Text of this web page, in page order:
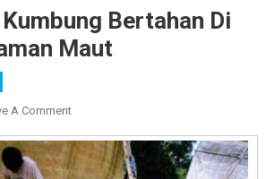
Bertahan Di
Maut
A CommentOn
Kumbung
Bertahan